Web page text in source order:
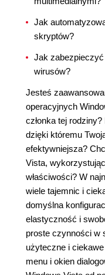
Jak
skryptów?
Jak
wirusów?
Jesteś
operacyjnych
członka tej
dzięki któremu
efektywniejsza?
Vista,
właściwości? W
wiele tajemnic i
domyślna
elastyczność i
proste czynności w
użyteczne i
menu i okien